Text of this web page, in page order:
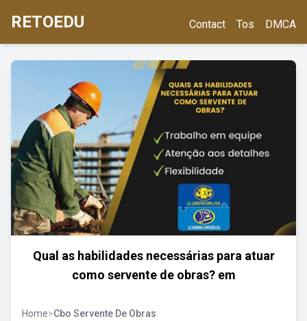
RETOEDU Contact Tos DMCA
Qual as habilidades necessárias para atuar
como servente de obras? em
Home>Cbo Servente De Obras